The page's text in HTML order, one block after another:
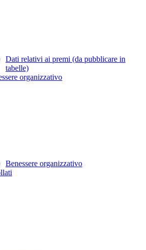
Dati relativi ai premi (da pubblicare in
tabelle)
organizzativo
Benessere organizzativo